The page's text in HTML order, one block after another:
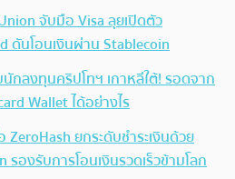
จับมือ Visa ลุยเปิดตัว
ดันโอนเงินผ่าน Stablecoin
กลงทุนคริปโทฯ เกาหลีใต้! รอดจาก
Wallet ได้อย่างไร
ZeroHash ยกระดับชำระเงินด้วย
รองรับการโอนเงินรวดเร็วข้ามโลก